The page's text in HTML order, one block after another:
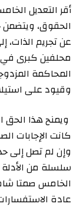
الحقوق، ويتضمن
عن تجريم الذات،
محلفين كبرى في
المحاكمة
وقيود على
ويمنح هذا الحق
كانت الإجابات
وإن لم تصل إلى
سلسلة من الأدلة
الخامس صمتا
عادة